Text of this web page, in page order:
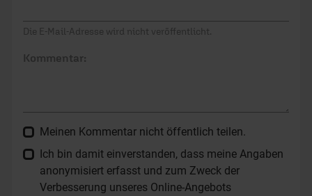
Die E-Mail-Adresse wird nicht veröffentlicht.
Kommentar:
Meinen Kommentar nicht öffentlich teilen.
Ich bin damit einverstanden, dass meine Angaben
anonymisiert erfasst und zum Zweck der
Verbesserung unseres Online-Angebots